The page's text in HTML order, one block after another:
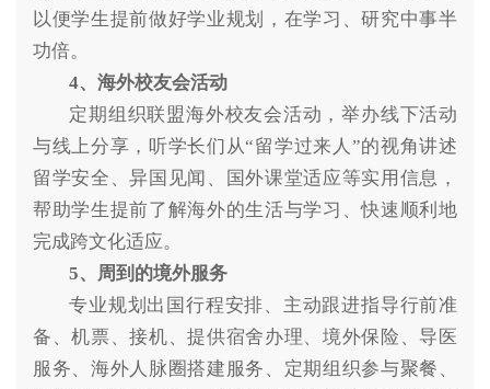
以便学生提前做好学业规划，在学习、研究中事半
功倍。
4、海外校友会活动
定期组织联盟海外校友会活动，举办线下活动
与线上分享，听学长们从“留学过来人”的视角讲述
留学安全、异国见闻、国外课堂适应等实用信息，
帮助学生提前了解海外的生活与学习、快速顺利地
完成跨文化适应。
5、周到的境外服务
专业规划出国行程安排、主动跟进指导行前准
备、机票、接机、提供宿舍办理、境外保险、导医
服务、海外人脉圈搭建服务、定期组织参与聚餐、